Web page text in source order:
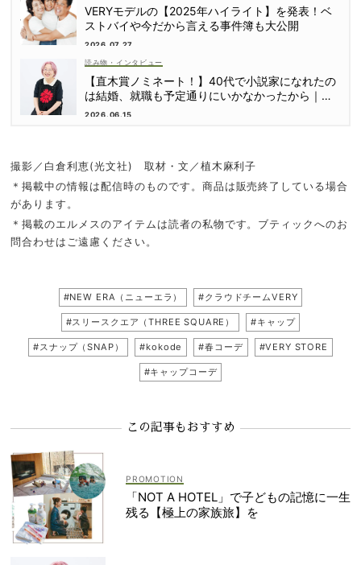
VERYモデルの【2025年ハイライト】を発表！ベ
ストバイや今だから言える事件簿も大公開
2026.07.27
読み物・インタビュー
【直木賞ノミネート！】40代で小説家になれたの
は結婚、就職も予定通りにいかなかったから｜朝
倉かすみさん
2026.06.15
撮影／白倉利恵(光文社) 取材・文／植木麻利子
＊掲載中の情報は配信時のものです。商品は販売終了している場合
があります。
＊掲載のエルメスのアイテムは読者の私物です。ブティックへのお
問合わせはご遠慮ください。
#NEW ERA（ニューエラ） #クラウドチームVERY
#スリースクエア（THREE SQUARE） #キャップ
#スナップ（SNAP） #kokode #春コーデ #VERY STORE
#キャップコーデ
この記事もおすすめ
「NOT A HOTEL」で子どもの記憶に一生
残る【極上の家族旅】を